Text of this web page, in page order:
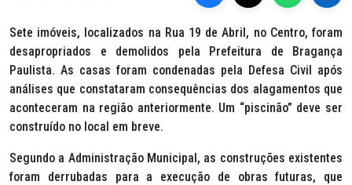
Sete imóveis, localizados na Rua 19 de Abril, no Centro, foram
desapropriados e demolidos pela Prefeitura de Bragança
Paulista. As casas foram condenadas pela Defesa Civil após
análises que constataram consequências dos alagamentos que
aconteceram na região anteriormente. Um “piscinão” deve ser
construído no local em breve.
Segundo a Administração Municipal, as construções existentes
foram derrubadas para a execução de obras futuras, que